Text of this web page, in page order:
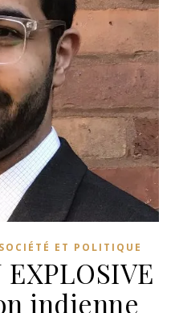
SOCIÉTÉ ET POLITIQUE
indienne